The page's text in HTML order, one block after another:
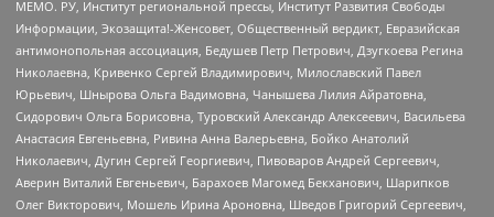
МЕМО. РУ, Институт региональной прессы, Институт Развития Свободы
Информации, Экозащита!-Женсовет, Общественный вердикт, Евразийская
антимонопольная ассоциация, Бедушев Петр Петрович, Дзугкоева Регина
Николаевна, Кривенко Сергей Владимирович, Милославский Павел
Юрьевич, Шнырова Ольга Вадимовна, Чанышева Лилия Айратовна,
Сидорович Ольга Борисовна, Туровский Александр Алексеевич, Васильева
Анастасия Евгеньевна, Ривина Анна Валерьевна, Бойко Анатолий
Николаевич, Дугин Сергей Георгиевич, Пивоваров Андрей Сергеевич,
Аверин Виталий Евгеньевич, Барахоев Магомед Бекханович, Шарипков
Олег Викторович, Мошель Ирина Ароновна, Шведов Григорий Сергеевич,